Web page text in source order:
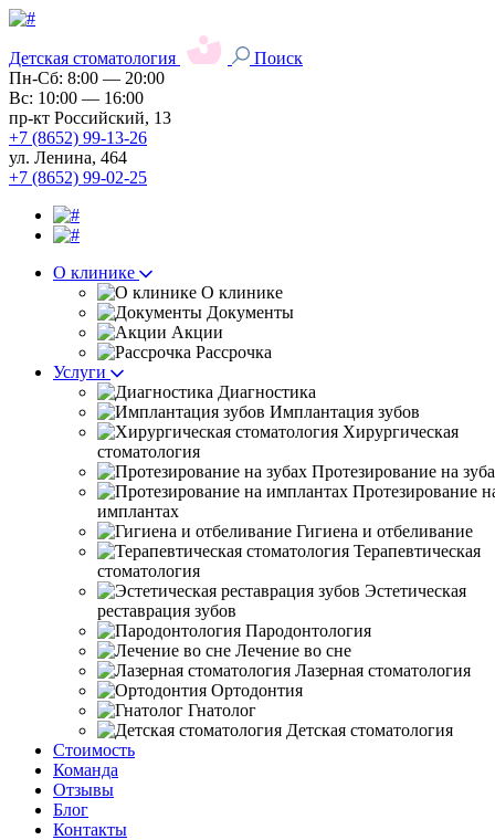
Детская стоматология
Поиск
Пн-Сб: 8:00 — 20:00
Вс: 10:00 — 16:00
пр-кт Российский, 13
+7 (8652) 99-13-26
ул. Ленина, 464
+7 (8652) 99-02-25
О клинике
О клинике
Документы
Акции
Рассрочка
Услуги
Диагностика
Имплантация зубов
Хирургическая
стоматология
Протезирование на
Протезирование
имплантах
Гигиена и отбеливание
Терапевтическая
стоматология
Эстетическая
реставрация зубов
Пародонтология
Лечение во сне
Лазерная стоматология
Ортодонтия
Гнатолог
Детская стоматология
Стоимость
Команда
Отзывы
Блог
Контакты